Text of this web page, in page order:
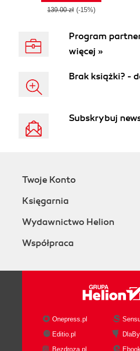
139.00 zł (-15%)
Program
więcej »
Brak książki? -
Subskrybuj
Twoje Konto
Księgarnia
Wydawnictwo Helion
Współpraca
Onepress.pl
Editio.pl
Bezdroza.pl